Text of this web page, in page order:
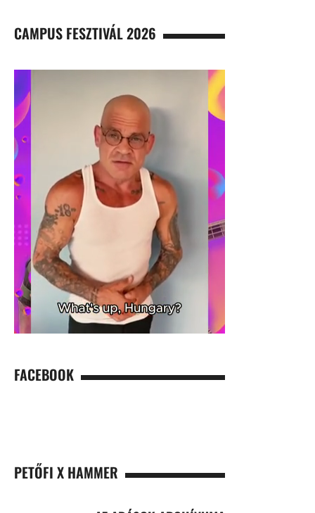
CAMPUS FESZTIVÁL 2026
FACEBOOK
PETŐFI X HAMMER